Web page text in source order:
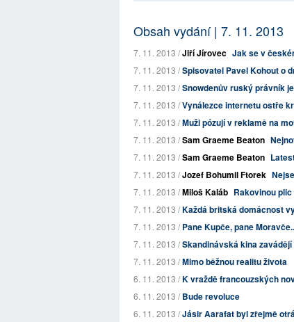
Obsah vydání | 7. 11. 2013
7. 11. 2013 /Jiří Jírovec Jak se v
7. 11. 2013 /Spisovatel Pavel Kohout o
7. 11. 2013 /Snowdenův ruský právník
7. 11. 2013 /Vynálezce internetu ostře
7. 11. 2013 /Muži pózují v reklamě na
7. 11. 2013 /Sam Graeme Beaton
7. 11. 2013 /Sam Graeme Beaton
7. 11. 2013 /Jozef Bohumil Ftorek
7. 11. 2013 /Miloš Kaláb Rakovinou
7. 11. 2013 /Každá britská domácnost
7. 11. 2013 /Pane Kupče, pane
7. 11. 2013 /Skandinávská kina
7. 11. 2013 /Mimo běžnou realitu života
6. 11. 2013 /K vraždě francouzských
6. 11. 2013 /Bude revoluce
6. 11. 2013 /Jásir Aarafat byl zřejmě